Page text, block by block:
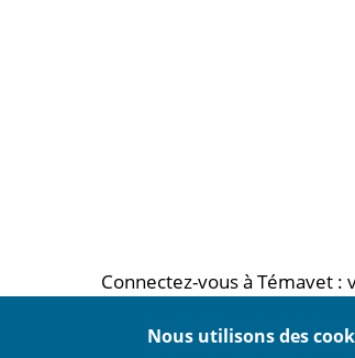
Connectez-vous à Témavet
Nous utilisons des